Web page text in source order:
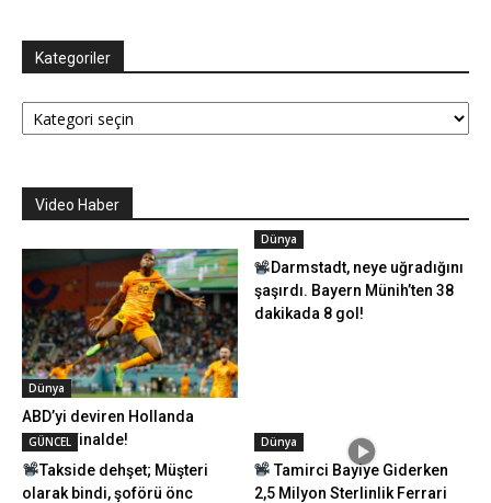
Kategoriler
Kategoriler
Video Haber
Dünya
ABD’yi deviren Hollanda
çeyrek finalde!
Dünya
Darmstadt, neye uğradığını
şaşırdı. Bayern Münih’ten 38
dakikada 8 gol!
GÜNCEL
Takside dehşet; Müşteri
olarak bindi, şoförü önc
Dünya
Tamirci Bayiye Giderken
2,5 Milyon Sterlinlik Ferrari